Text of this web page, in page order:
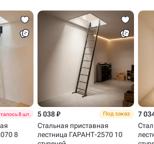
8 шт.
8
5 038 ₽ Под заказ
Стальная приставная
лестница ГАРАНТ-2570 10
7